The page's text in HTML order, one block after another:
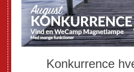
Brugte Campingvogne
Brugte Autocampere og Vans
Webshop
Mortens Campingtips